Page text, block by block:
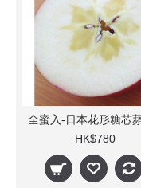
HK$780